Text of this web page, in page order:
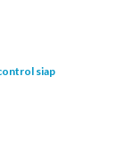
siap